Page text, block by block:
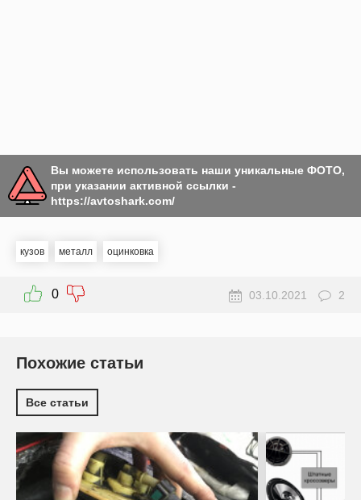
Вы можете использовать наши уникальные ФОТО,
при указании активной ссылки -
https://avtoshark.com/
кузов металл оцинковка
0 03.10.2021 2
Похожие статьи
Все статьи